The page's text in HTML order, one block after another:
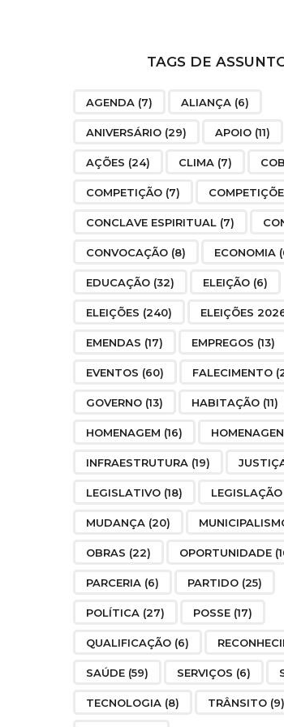
TAGS DE
AGENDA (7) ALIANÇA (6)
ANIVERSÁRIO (29) APOIO (11)
AÇÕES (24) CLIMA (7)
COMPETIÇÃO (7)
CONCLAVE ESPIRITUAL (7)
CONVOCAÇÃO (8) ECONOMIA
EDUCAÇÃO (32) ELEIÇÃO (6)
ELEIÇÕES (240) ELEIÇÕES
EMENDAS (17) EMPREGOS (13)
EVENTOS (60) FALECIMENTO
GOVERNO (13) HABITAÇÃO (11)
HOMENAGEM (16)
INFRAESTRUTURA (19)
LEGISLATIVO (18) LEGISLAÇÃO
MUDANÇA (20)
OBRAS (22) OPORTUNIDADE
PARCERIA (6) PARTIDO (25)
POLÍTICA (27) POSSE (17)
QUALIFICAÇÃO (6)
SAÚDE (59) SERVIÇOS (6)
TECNOLOGIA (8) TRÂNSITO (9)